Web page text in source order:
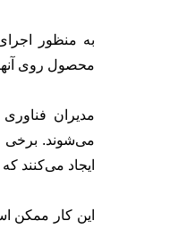
به منظور
محصول روی
مدیران
می‌شوند. برخی
ایجاد می‌کنند
این کار ممکن